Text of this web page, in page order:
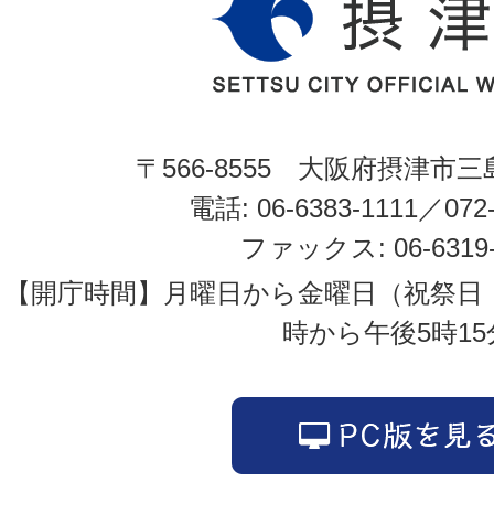
〒566-8555 大阪府摂津市三
電話: 06-6383-1111／
ファックス: 06-
【開庁時間】月曜日から金曜日（祝祭
時から午後5時15